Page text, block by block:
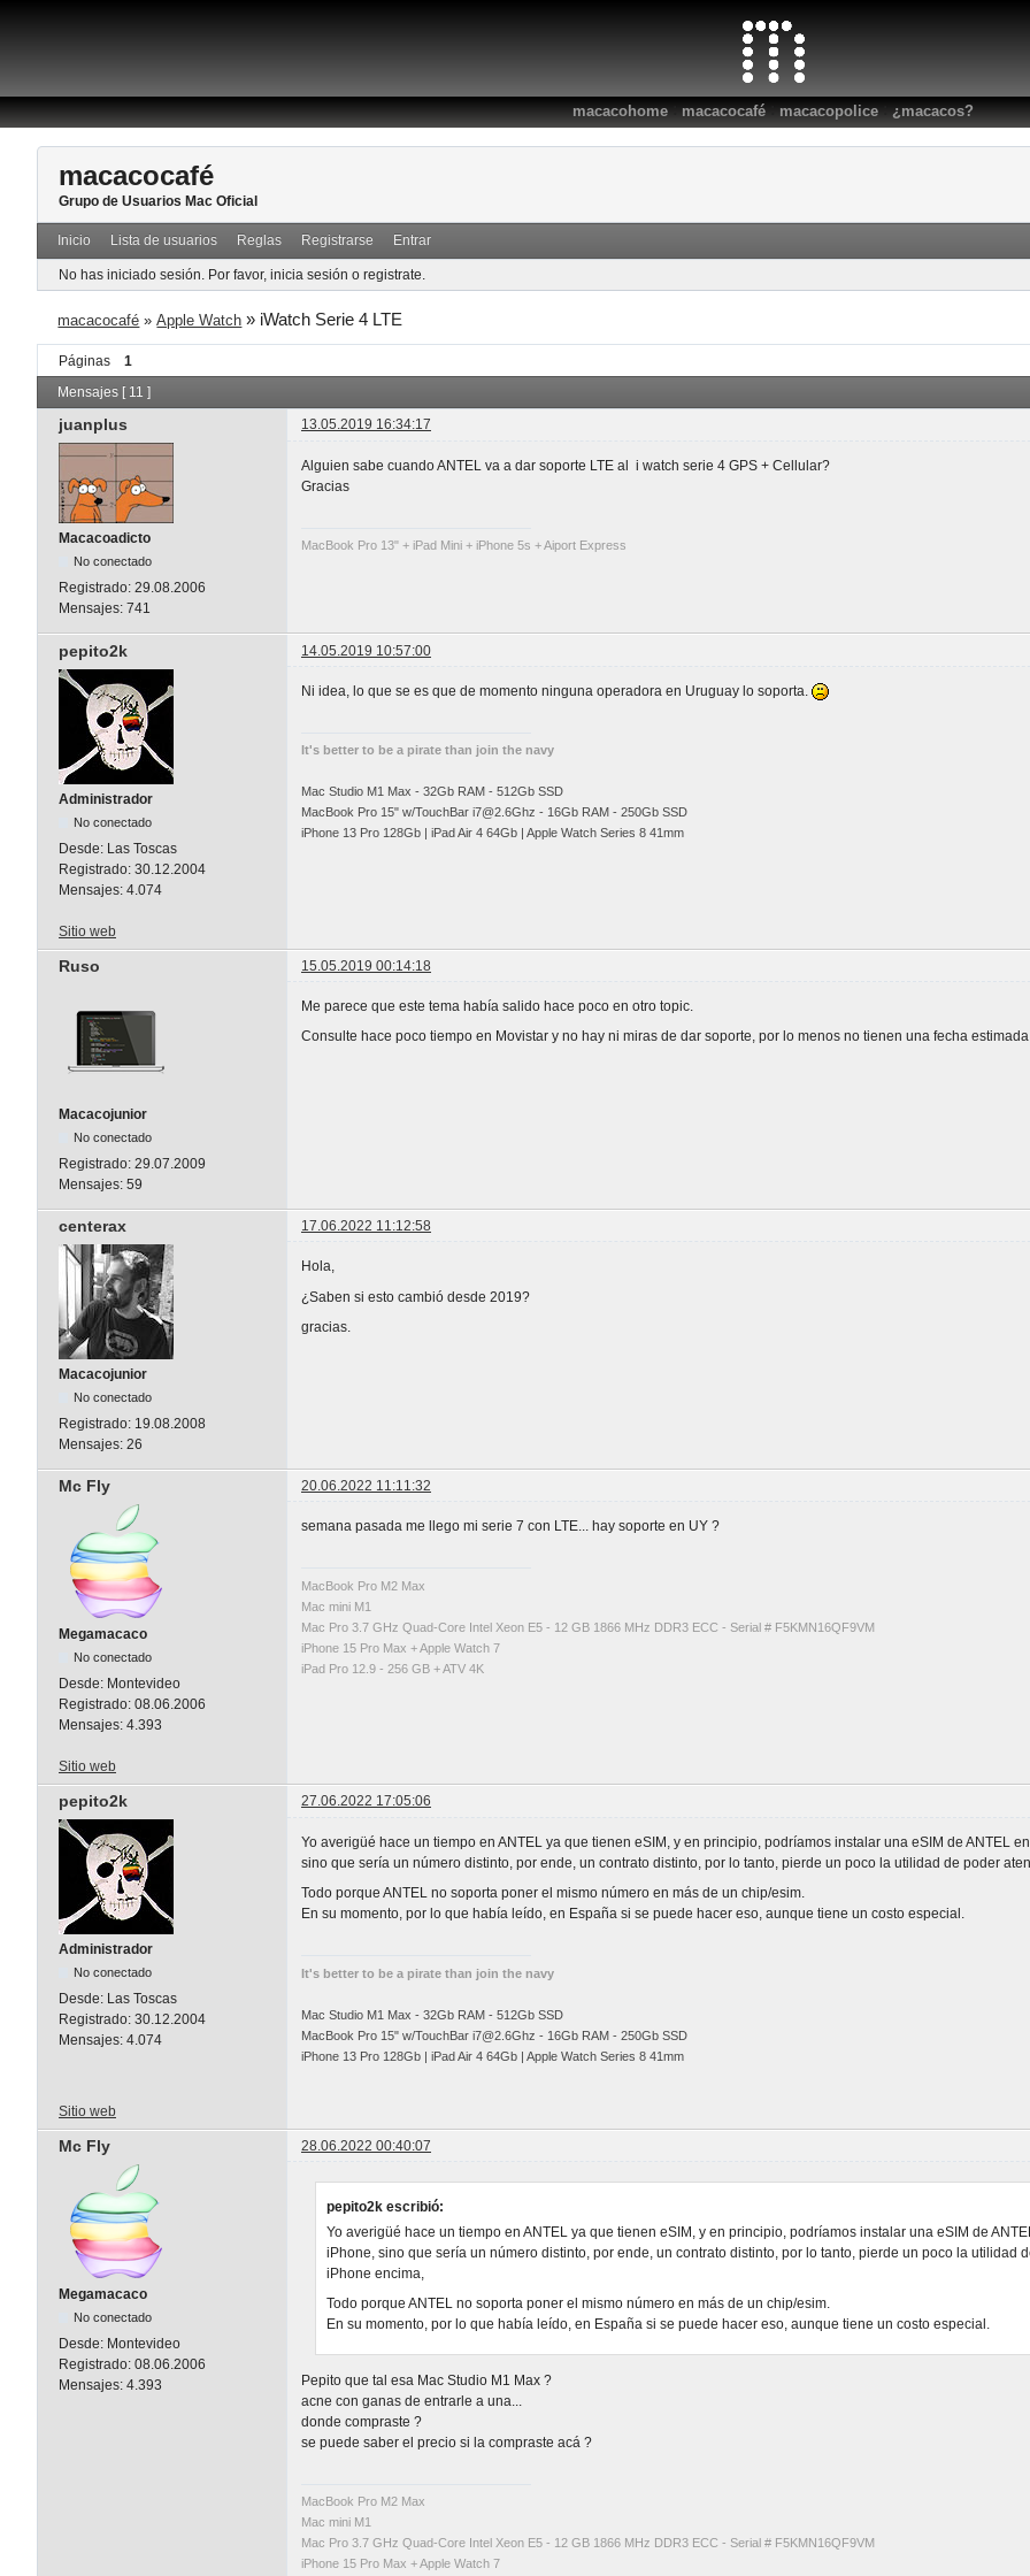
macacohome:macacocafé:macacopolice:¿macacos?
macacocafé
Grupo de Usuarios Mac Oficial
Inicio Lista de usuarios Reglas Registrarse Entrar
No has iniciado sesión. Por favor, inicia sesión o registrate.
macacocafé »Apple Watch » iWatch Serie 4 LTE
Páginas
1
Mensajes [ 11 ]
juanplus 13.05.2019 16:34:17
Macacoadicto
No conectado
Registrado: 29.08.2006
Mensajes: 741
Alguien sabe cuando ANTEL va a dar soporte LTE al i watch serie 4 GPS + Cellular?
Gracias
MacBook Pro 13" + iPad Mini + iPhone 5s + Aiport Express
pepito2k 14.05.2019 10:57:00
Administrador
No conectado
Desde: Las Toscas
Registrado: 30.12.2004
Mensajes: 4.074
Ni idea, lo que se es que de momento ninguna operadora en Uruguay lo soporta.
It's better to be a pirate than join the navy
Mac Studio M1 Max - 32Gb RAM - 512Gb SSD
MacBook Pro 15" w/TouchBar i7@2.6Ghz - 16Gb RAM - 250Gb SSD
iPhone 13 Pro 128Gb | iPad Air 4 64Gb | Apple Watch Series 8 41mm
Sitio web
Ruso 15.05.2019 00:14:18
Macacojunior
No conectado
Registrado: 29.07.2009
Mensajes: 59
Me parece que este tema había salido hace poco en otro topic.
Consulte hace poco tiempo en Movistar y no hay ni miras de dar soporte, por lo menos no tienen una fecha
centerax 17.06.2022 11:12:58
Macacojunior
No conectado
Registrado: 19.08.2008
Mensajes: 26
Hola,
¿Saben si esto cambió desde 2019?
gracias.
Mc Fly 20.06.2022 11:11:32
Megamacaco
No conectado
Desde: Montevideo
Registrado: 08.06.2006
Mensajes: 4.393
semana pasada me llego mi serie 7 con LTE... hay soporte en UY ?
MacBook Pro M2 Max
Mac mini M1
Mac Pro 3.7 GHz Quad-Core Intel Xeon E5 - 12 GB 1866 MHz DDR3 ECC - Serial # F5KMN16QF9VM
iPhone 15 Pro Max + Apple Watch 7
iPad Pro 12.9 - 256 GB + ATV 4K
Sitio web
pepito2k 27.06.2022 17:05:06
Administrador
No conectado
Desde: Las Toscas
Registrado: 30.12.2004
Mensajes: 4.074
Yo averigüé hace un tiempo en ANTEL ya que tienen eSIM, y en principio, podríamos instalar una eSIM de ANTEL
sino que sería un número distinto, por ende, un contrato distinto, por lo tanto, pierde un poco la utilidad de poder
Todo porque ANTEL no soporta poner el mismo número en más de un chip/esim.
En su momento, por lo que había leído, en España si se puede hacer eso, aunque tiene un costo especial.
It's better to be a pirate than join the navy
Mac Studio M1 Max - 32Gb RAM - 512Gb SSD
MacBook Pro 15" w/TouchBar i7@2.6Ghz - 16Gb RAM - 250Gb SSD
iPhone 13 Pro 128Gb | iPad Air 4 64Gb | Apple Watch Series 8 41mm
Sitio web
Mc Fly 28.06.2022 00:40:07
Megamacaco
No conectado
Desde: Montevideo
Registrado: 08.06.2006
Mensajes: 4.393
pepito2k escribió:
Yo averigüé hace un tiempo en ANTEL ya que tienen eSIM, y en principio, podríamos instalar una eSIM de
iPhone, sino que sería un número distinto, por ende, un contrato distinto, por lo tanto, pierde un poco la
iPhone encima,
Todo porque ANTEL no soporta poner el mismo número en más de un chip/esim.
En su momento, por lo que había leído, en España si se puede hacer eso, aunque tiene un costo especial.
Pepito que tal esa Mac Studio M1 Max ?
acne con ganas de entrarle a una...
donde compraste ?
se puede saber el precio si la compraste acá ?
MacBook Pro M2 Max
Mac mini M1
Mac Pro 3.7 GHz Quad-Core Intel Xeon E5 - 12 GB 1866 MHz DDR3 ECC - Serial # F5KMN16QF9VM
iPhone 15 Pro Max + Apple Watch 7